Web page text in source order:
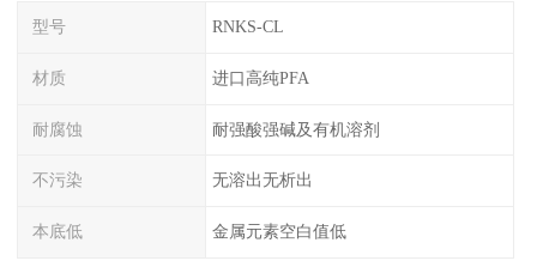
型号 RNKS-CL
材质 进口高纯PFA
耐腐蚀 耐强酸强碱及有机溶剂
不污染 无溶出无析出
本底低 金属元素空白值低